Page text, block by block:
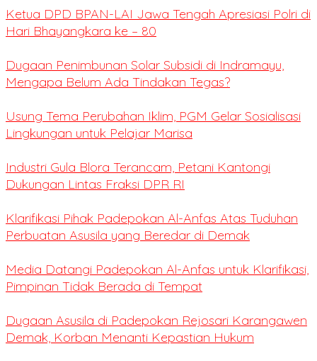
Ketua DPD BPAN-LAI Jawa Tengah Apresiasi Polri di
Hari Bhayangkara ke – 80
Dugaan Penimbunan Solar Subsidi di Indramayu,
Mengapa Belum Ada Tindakan Tegas?
Usung Tema Perubahan Iklim, PGM Gelar Sosialisasi
Lingkungan untuk Pelajar Marisa
Industri Gula Blora Terancam, Petani Kantongi
Dukungan Lintas Fraksi DPR RI
Klarifikasi Pihak Padepokan Al-Anfas Atas Tuduhan
Perbuatan Asusila yang Beredar di Demak
Media Datangi Padepokan Al-Anfas untuk Klarifikasi,
Pimpinan Tidak Berada di Tempat
Dugaan Asusila di Padepokan Rejosari Karangawen
Demak, Korban Menanti Kepastian Hukum